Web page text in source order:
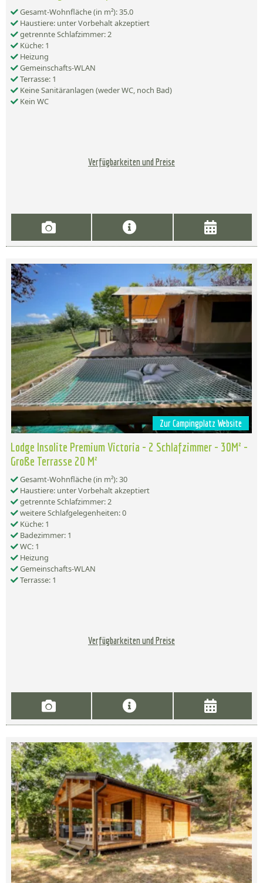
Gesamt-Wohnfläche (in m²): 35.0
Haustiere: unter Vorbehalt akzeptiert
getrennte Schlafzimmer: 2
Küche: 1
Heizung
Gemeinschafts-WLAN
Terrasse: 1
Keine Sanitäranlagen (weder WC, noch Bad)
Kein WC
Verfügbarkeiten und Preise
Zur Campingplatz Website
Lodge Insolite Premium Victoria - 2 Schlafzimmer - 30M² -
Große Terrasse 20 M²
Gesamt-Wohnfläche (in m²): 30
Haustiere: unter Vorbehalt akzeptiert
getrennte Schlafzimmer: 2
weitere Schlafgelegenheiten: 0
Küche: 1
Badezimmer: 1
WC: 1
Heizung
Gemeinschafts-WLAN
Terrasse: 1
Verfügbarkeiten und Preise